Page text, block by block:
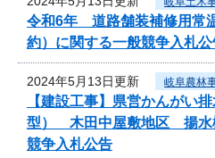
令和6年 道路舗装補修用常
約）に関する一般競争入札公
2024年5月13日更新 岐阜農林
【建設工事】県営かんがい
型） 木田中屋敷地区 揚水
競争入札公告